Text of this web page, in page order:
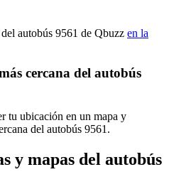
autobús 9561 de Qbuzz en la
cercana del autobús
tu ubicación en un mapa y
del autobús 9561.
y mapas del autobús